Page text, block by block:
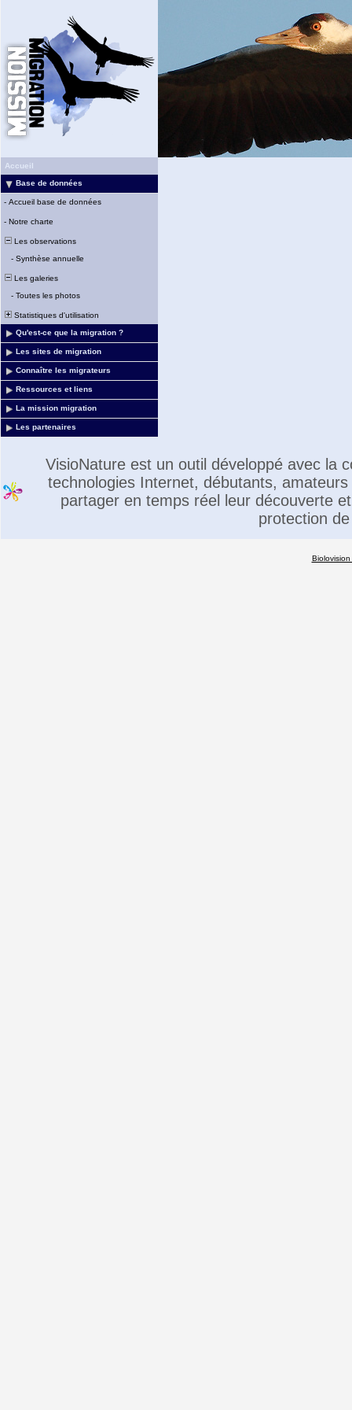
Accueil
Base de données
- Accueil base de données
- Notre charte
Les observations
- Synthèse annuelle
Les galeries
- Toutes les photos
Statistiques d'utilisation
Qu'est-ce que la migration ?
Les sites de migration
Connaître les migrateurs
Ressources et liens
La mission migration
Les partenaires
VisioNature est un outil développé avec la
technologies Internet, débutants,
partager en temps réel leur découverte
protection
Biolovision